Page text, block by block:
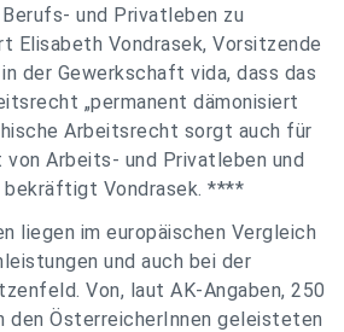
und Privatleben zu
Elisabeth Vondrasek, Vorsitzende
der Gewerkschaft vida, dass das
„permanent dämonisiert
Arbeitsrecht sorgt auch für
von Arbeits- und Privatleben und
bekräftigt Vondrasek. ****
liegen im europäischen Vergleich
und auch bei der
Von, laut AK-Angaben, 250
den ÖsterreicherInnen geleisteten